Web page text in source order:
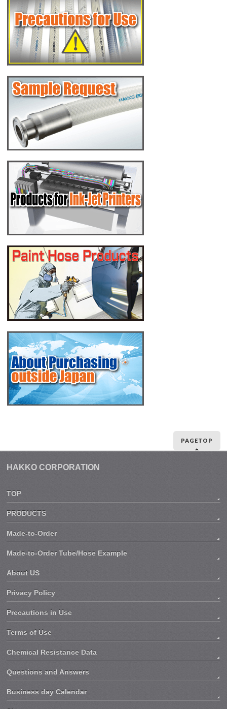
PAGETOP
HAKKO CORPORATION
TOP
PRODUCTS
Made-to-Order
Made-to-Order Tube/Hose Example
About US
Privacy Policy
Precautions in Use
Terms of Use
Chemical Resistance Data
Questions and Answers
Business day Calendar